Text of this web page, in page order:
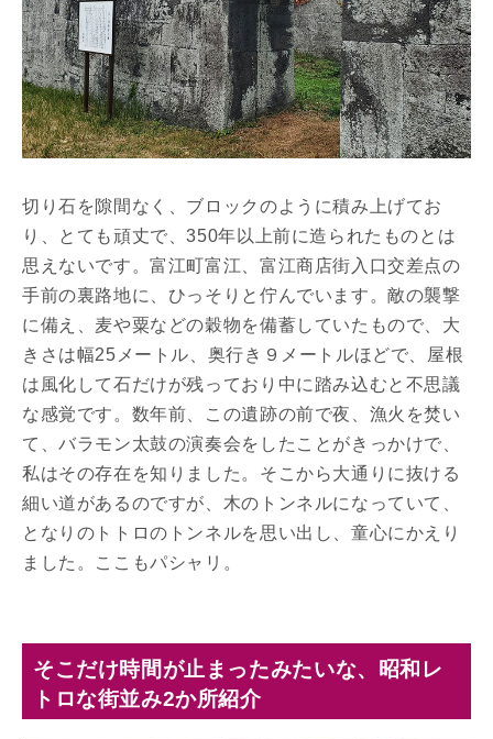
切り石を隙間なく、ブロックのように積み上げてお
り、とても頑丈で、350年以上前に造られたものとは
思えないです。富江町富江、富江商店街入口交差点の
手前の裏路地に、ひっそりと佇んでいます。敵の襲撃
に備え、麦や粟などの穀物を備蓄していたもので、大
きさは幅25メートル、奥行き９メートルほどで、屋根
は風化して石だけが残っており中に踏み込むと不思議
な感覚です。数年前、この遺跡の前で夜、漁火を焚い
て、バラモン太鼓の演奏会をしたことがきっかけで、
私はその存在を知りました。そこから大通りに抜ける
細い道があるのですが、木のトンネルになっていて、
となりのトトロのトンネルを思い出し、童心にかえり
ました。ここもパシャリ。
そこだけ時間が止まったみたいな、昭和レ
トロな街並み2か所紹介